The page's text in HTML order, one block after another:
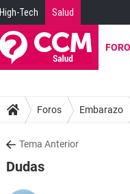
High-Tech Salud
Foros Embarazo
Tema Anterior
Dudas